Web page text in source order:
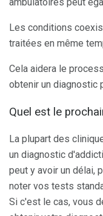
ambulatoires peut
Les conditions
traitées en même
Cela aidera le
obtenir un diagnostic
Quel est le
La plupart des
un diagnostic
peut y avoir un délai,
noter vos tests
Si c'est le cas, vous